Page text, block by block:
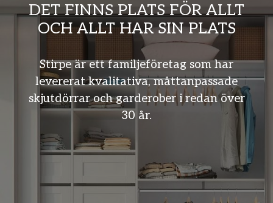
DET FINNS PLATS FÖR ALLT
OCH ALLT HAR SIN PLATS
Stirpe är ett familjeföretag som har
levererat kvalitativa, måttanpassade
skjutdörrar och garderober i redan över
30 år.